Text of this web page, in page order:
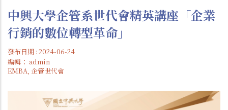
中興大學企管系世代會精英講座「企業
行銷的數位轉型革命」
發布日期 : 2024-06-24
編輯： admin
EMBA, 企管世代會